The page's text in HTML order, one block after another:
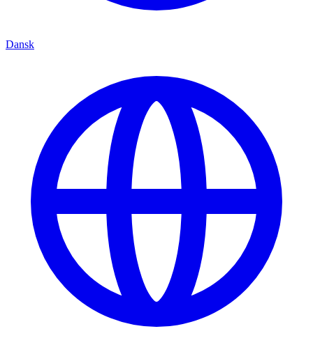
Dansk